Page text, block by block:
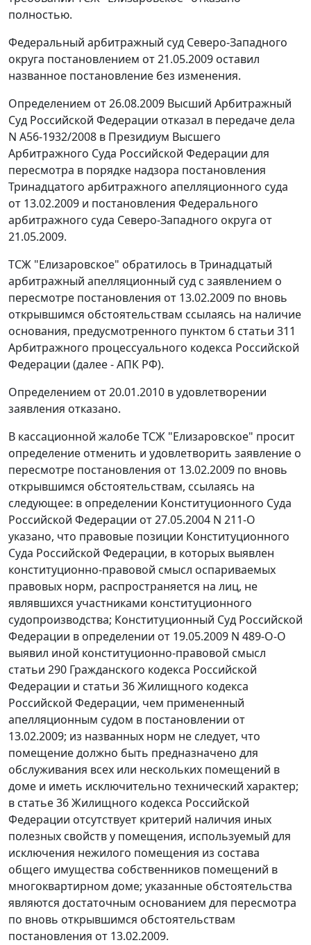
полностью.
Федеральный арбитражный суд Северо-Западного
округа постановлением от 21.05.2009 оставил
названное постановление без изменения.
Определением от 26.08.2009 Высший Арбитражный
Суд Российской Федерации отказал в передаче дела
N А56-1932/2008 в Президиум Высшего
Арбитражного Суда Российской Федерации для
пересмотра в порядке надзора постановления
Тринадцатого арбитражного апелляционного суда
от 13.02.2009 и постановления Федерального
арбитражного суда Северо-Западного округа от
21.05.2009.
ТСЖ "Елизаровское" обратилось в Тринадцатый
арбитражный апелляционный суд с заявлением о
пересмотре постановления от 13.02.2009 по вновь
открывшимся обстоятельствам ссылаясь на наличие
основания, предусмотренного пунктом 6 статьи 311
Арбитражного процессуального кодекса Российской
Федерации (далее - АПК РФ).
Определением от 20.01.2010 в удовлетворении
заявления отказано.
В кассационной жалобе ТСЖ "Елизаровское" просит
определение отменить и удовлетворить заявление о
пересмотре постановления от 13.02.2009 по вновь
открывшимся обстоятельствам, ссылаясь на
следующее: в определении Конституционного Суда
Российской Федерации от 27.05.2004 N 211-О
указано, что правовые позиции Конституционного
Суда Российской Федерации, в которых выявлен
конституционно-правовой смысл оспариваемых
правовых норм, распространяется на лиц, не
являвшихся участниками конституционного
судопроизводства; Конституционный Суд Российской
Федерации в определении от 19.05.2009 N 489-О-О
выявил иной конституционно-правовой смысл
статьи 290 Гражданского кодекса Российской
Федерации и статьи 36Жилищного кодекса
Российской Федерации, чем примененный
апелляционным судом в постановлении от
13.02.2009; из названных норм не следует, что
помещение должно быть предназначено для
обслуживания всех или нескольких помещений в
доме и иметь исключительно технический характер;
в статье 36 Жилищного кодекса Российской
Федерации отсутствует критерий наличия иных
полезных свойств у помещения, используемый для
исключения нежилого помещения из состава
общего имущества собственников помещений в
многоквартирном доме; указанные обстоятельства
являются достаточным основанием для пересмотра
по вновь открывшимся обстоятельствам
постановления от 13.02.2009.